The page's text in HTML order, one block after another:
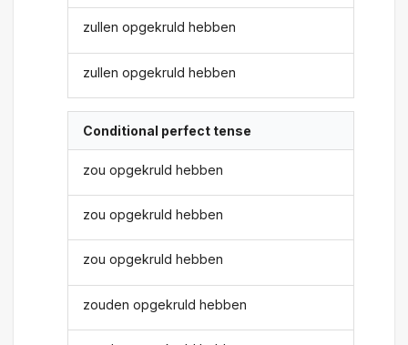
zullen opgekruld hebben
zullen opgekruld hebben
Conditional perfect tense
zou opgekruld hebben
zou opgekruld hebben
zou opgekruld hebben
zouden opgekruld hebben